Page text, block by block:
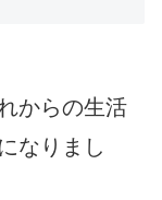
からの生活
なりまし